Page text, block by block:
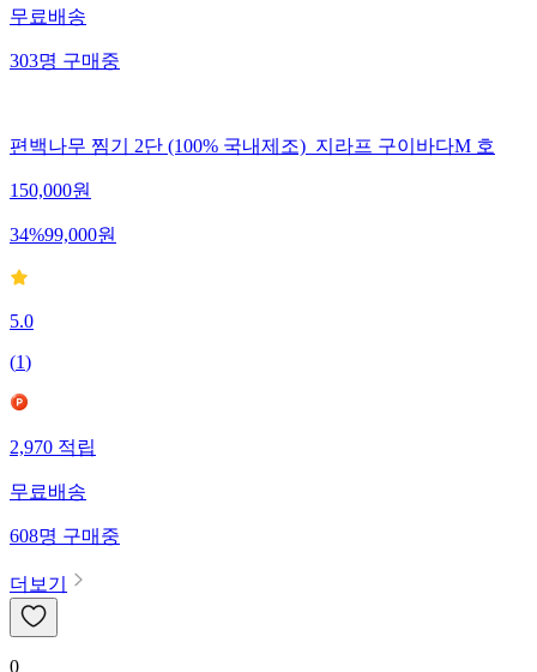
무료배송
303명구매중
편백나무 찜기 2단 (100% 국내제조)_지라프 구이바다M 호
150,000원
34%99,000원
5.0
(1)
2,970적립
무료배송
608명구매중
더보기